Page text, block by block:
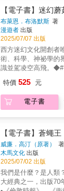
且由他的女兒西蒙娜
色，她對色彩的運用
回味，深色、灰色和
的對比。漫畫版精簡
經內容，轉而以視覺
館」和「禁忌之書」
掌握劇情核心的人。
濟各會修士威廉為調
阿德索來到義大利北
為即將展開的帝國和
這座修道院以擁有全
聞名。在威廉到達之
希臘文翻譯魏納茲歐
館助理貝藍格，以及
陸……續離奇慘死。
示錄〉中七聲號角所
合，似乎有人暗中籌
宮般的圖書館後漸漸
本據說已經失傳的
獲得了什麼、又失
初版於二○○六年，旋
學獎、石牆圖書獎等
項，打入美國國家書
蒙及同志情慾的正面
體、保守人士發動下
言論自由與性別平等
例；時至今日，這部
憶錄書寫的領域都具
好書」，也曾改編為
東尼獎、入圍普立茲
┘「《歡樂之家》（
間》）經過時間的考
化的經典，也成為『
樣。這套書的主旨不
少輕狂，而在於直接
的創傷、責任、療癒
史、高齡同志、精神
說，這套書不宜錯過
的繼承人，更常是孩
父。成長過程中，她
長髮、洋裝，倒察覺
優美事物的執著遠勝
的大學校園、風起雲
鼓起勇氣寫信回家宣
立刻面對母親的嚴厲
父親隱藏性向的歲月
父親不但對往事守口
謎。她於是開始細細
憶，在父親精心修繕
文學作品中，尋找著
獲得了什麼、又失
初版於二○○六年，旋
學獎、石牆圖書獎等
項，打入美國國家書
蒙及同志情慾的正面
體、保守人士發動下
言論自由與性別平等
恐怖。——ActuaBD
步，都是不屈靈魂的
報》21世紀百大傑作
荒原，一對父子在人
他們眼中所見只有破
寒冷、飢餓，然而父
性，為自己、也為一
《長路》為美國文學
獻給兒子的小說，是
努．拉瑟雷在寫給麥
非要改寫您的故事，
是想畫出您所寫出的
人，最美妙的成就，
繪出每一個字詞而不
生前親自授權改編後
約卻極具張力的筆墨
將此深刻描寫親情之
事，以另一動人的形
【電子書】迷幻蘑
布萊恩．布洛默斯 著
漫遊者 出版
2025/07/07 出版
西方迷幻文化開創
術、科學、神祕學的
識並駕凌空高飛。◆#
到讓你捨不得眨眼■
（Tate Modern）官
Landscapes」推薦
Journal… 全球創意
雜誌齊聲迷幻推薦！
——北美真菌學協會
——《DoubleBlind》
圖像頌歌。」——《
結合迷幻藝術、文化
作！帶你搭上一列慢
特價 525 元
電子書
【電子書】蒼蠅王
威廉．高汀（原著）
圖）著
木馬文化 出版
2025/07/02 出版
我們是什麼？是人類
大經典之一，出版70